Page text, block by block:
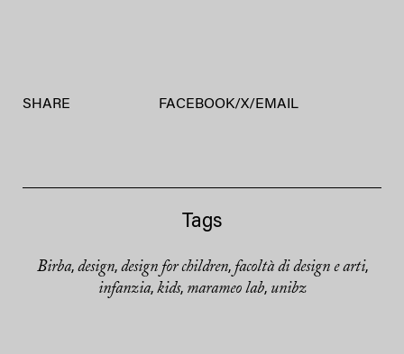
SHARE FACEBOOK/X/EMAIL
Tags
Birba, design, design for children, facoltà di design e arti,
infanzia, kids, marameo lab, unibz